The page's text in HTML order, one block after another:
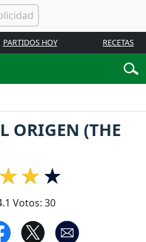
PARTIDOS HOY RECETAS
ORIGEN (THE
Votos: 30